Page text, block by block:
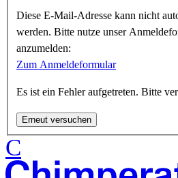
Diese E-Mail-Adresse kann nicht
werden. Bitte nutze unser
anzumelden:
Zum Anmeldeformular
Es ist ein Fehler aufgetreten. Bitte
Erneut versuchen
C